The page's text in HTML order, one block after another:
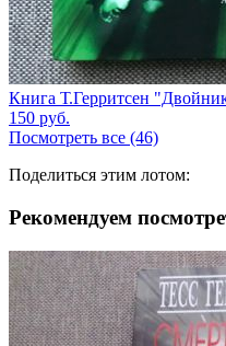
Книга Т.Герритсен
150 руб.
Посмотреть все (46)
Поделиться этим лотом:
Рекомендуем